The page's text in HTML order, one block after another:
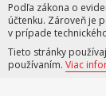
Podľa zákona o
účtenku. Zároveň je
v prípade
Tieto stránky
používaním. Viac